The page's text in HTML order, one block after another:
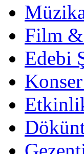
Film
Edebi